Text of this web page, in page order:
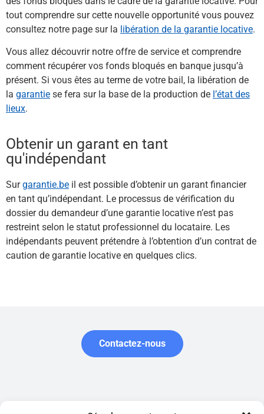
tout comprendre sur cette nouvelle opportunité vous pouvez
consultez notre page sur la libération de la garantie locative.
Vous allez découvrir notre offre de service et comprendre
comment récupérer vos fonds bloqués en banque jusqu’à
présent. Si vous êtes au terme de votre bail, la libération de
la garantie se fera sur la base de la production de l’état des
lieux.
Obtenir un garant en tant
qu'indépendant
Surgarantie.be il est possible d’obtenir un garant financier
en tant qu’indépendant. Le processus de vérification du
dossier du demandeur d’une garantie locative n’est pas
restreint selon le statut professionnel du locataire. Les
indépendants peuvent prétendre à l’obtention d’un contrat de
caution de garantie locative en quelques clics.
Contactez-nous
Garantie.be est édité par la société belge Garantir SRL, enregistrée